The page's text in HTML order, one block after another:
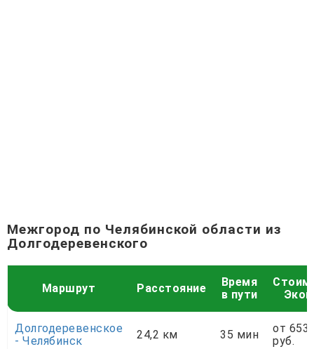
Межгород по Челябинской области из
Долгодеревенского
Маршрут Расстояние
Время
в пути
Долгодеревенское
- Челябинск
24,2 км 35 мин
от
руб.